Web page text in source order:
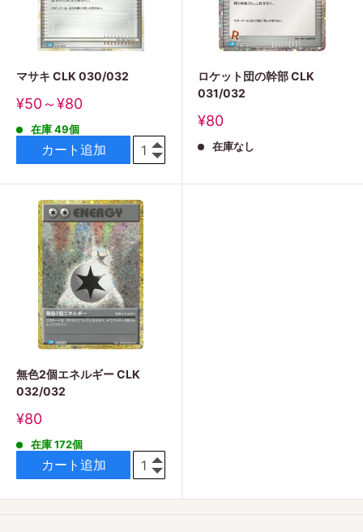
マサキ CLK 030/032
販
価
¥50～¥80
在庫 49個
カート追加
ロケット団の幹部 CLK
031/032
販
価
¥80
在庫なし
無色2個エネルギー CLK
032/032
販
価
¥80
在庫 172個
カート追加